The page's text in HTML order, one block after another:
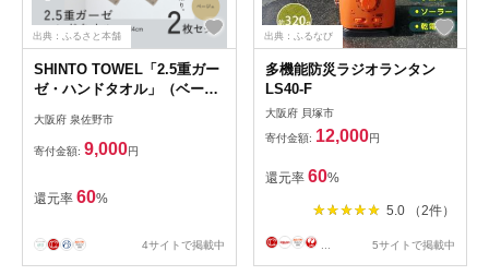
出典：ふるさと本舗
SHINTO TOWEL「2.5重ガー
ゼ・ハンドタオル」（ベージ
クコットン100% 国産 吸水
普段使い シンプル 日用品 家
大阪府 泉佐野市
寄付金額: 9,000円
還元率 60%
4サイトで掲載中
出典：ふるなび
多機能防災ラジオランタン
LS40-F
大阪府 貝塚市
寄付金額: 12,000円
還元率 60%
5.0 （2件）
5サイトで掲載中